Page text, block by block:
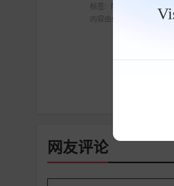
标签: 阿维塔
内容由作者提供，不代表
网友评论